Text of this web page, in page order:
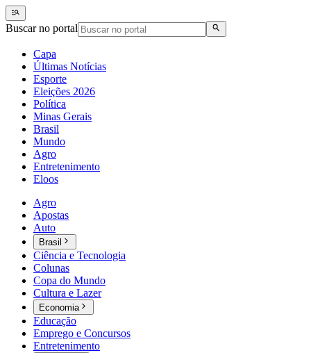
Buscar no portal
Capa
Últimas Notícias
Esporte
Eleições 2026
Política
Minas Gerais
Brasil
Mundo
Agro
Entretenimento
Eloos
Agro
Apostas
Auto
Brasil
Ciência e Tecnologia
Colunas
Copa do Mundo
Cultura e Lazer
Economia
Educação
Emprego e Concursos
Entretenimento